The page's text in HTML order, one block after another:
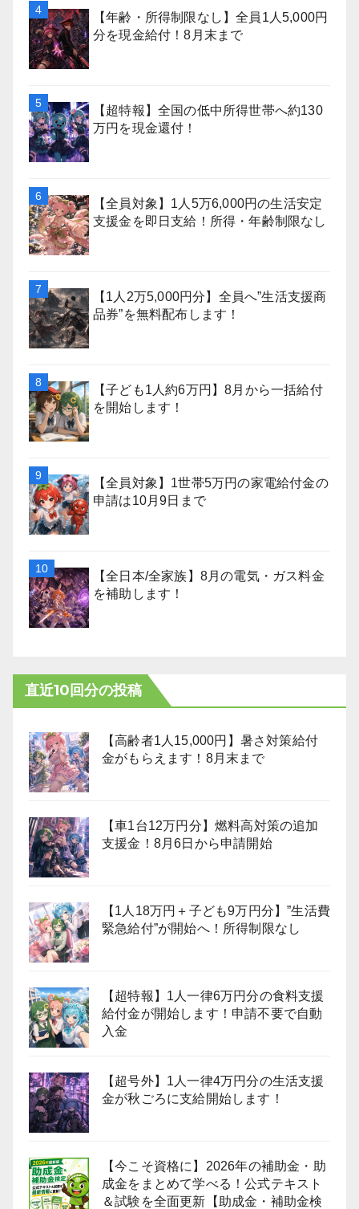
【年齢・所得制限なし】全員1人5,000円
分を現金給付！8月末まで
【超特報】全国の低中所得世帯へ約130
万円を現金還付！
【全員対象】1人5万6,000円の生活安定
支援金を即日支給！所得・年齢制限なし
【1人2万5,000円分】全員へ”生活支援商
品券”を無料配布します！
【子ども1人約6万円】8月から一括給付
を開始します！
【全員対象】1世帯5万円の家電給付金の
申請は10月9日まで
【全日本/全家族】8月の電気・ガス料金
を補助します！
直近10回分の投稿
【高齢者1人15,000円】暑さ対策給付
金がもらえます！8月末まで
【車1台12万円分】燃料高対策の追加
支援金！8月6日から申請開始
【1人18万円＋子ども9万円分】”生活費
緊急給付”が開始へ！所得制限なし
【超特報】1人一律6万円分の食料支援
給付金が開始します！申請不要で自動
入金
【超号外】1人一律4万円分の生活支援
金が秋ごろに支給開始します！
【今こそ資格に】2026年の補助金・助
成金をまとめて学べる！公式テキスト
＆試験を全面更新【助成金・補助金検